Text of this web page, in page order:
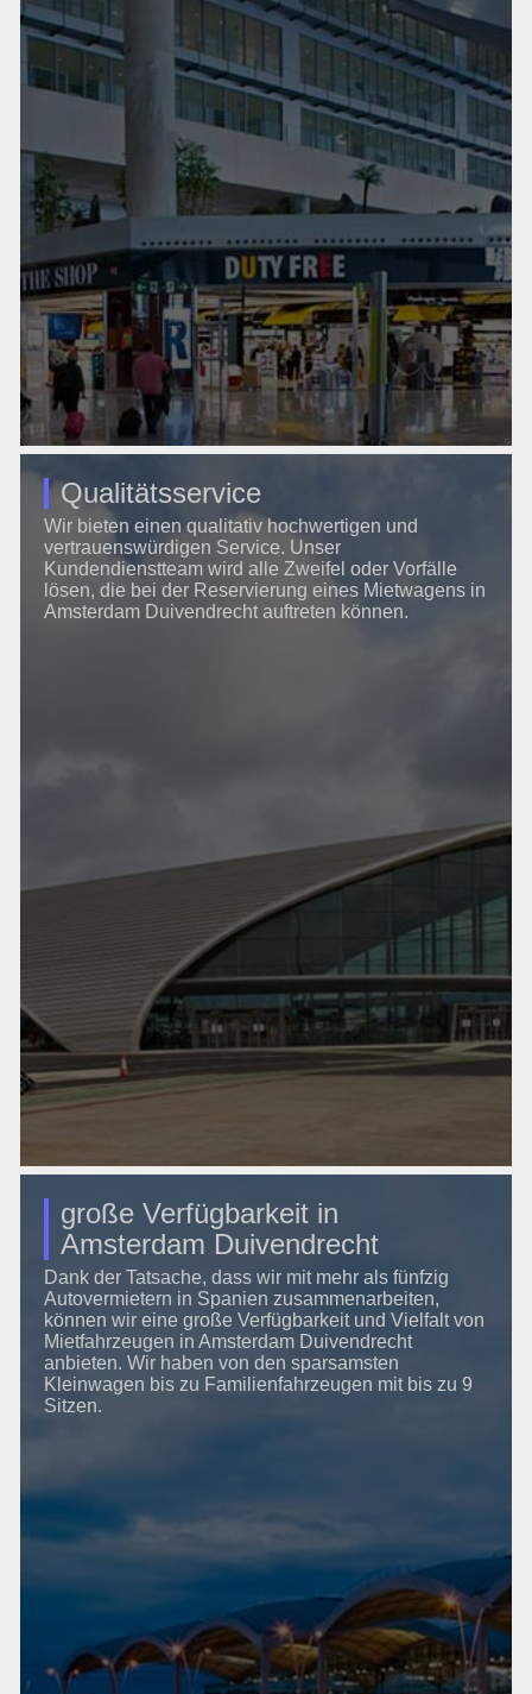
Qualitätsservice
Wir bieten einen qualitativ hochwertigen und
vertrauenswürdigen Service. Unser
Kundendienstteam wird alle Zweifel oder Vorfälle
lösen, die bei der Reservierung eines Mietwagens in
Amsterdam Duivendrecht auftreten können.
große Verfügbarkeit in
Amsterdam Duivendrecht
Dank der Tatsache, dass wir mit mehr als fünfzig
Autovermietern in Spanien zusammenarbeiten,
können wir eine große Verfügbarkeit und Vielfalt von
Mietfahrzeugen in Amsterdam Duivendrecht
anbieten. Wir haben von den sparsamsten
Kleinwagen bis zu Familienfahrzeugen mit bis zu 9
Sitzen.